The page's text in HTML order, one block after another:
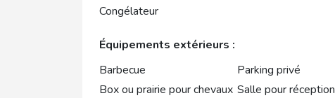
Congélateur
Équipements extérieurs :
Barbecue
Parking privé
Box ou prairie pour chevaux Salle pour réception